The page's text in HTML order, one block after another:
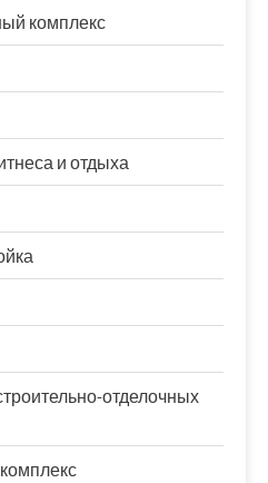
комплекс
и отдыха
отделочных